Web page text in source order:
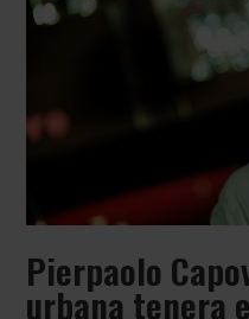
Pierpaolo
urbana tenera